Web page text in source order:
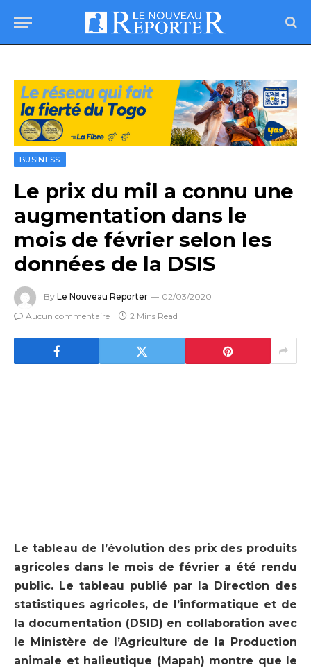
BUSINESS
Le prix du mil a connu une
augmentation dans le
mois de février selon les
données de la DSIS
By Le Nouveau Reporter
02/03/2020
Aucun commentaire
2 Mins Read
Le tableau de l’évolution des prix des produits
agricoles dans le mois de février a été rendu
public. Le tableau publié par la Direction des
statistiques agricoles, de l’informatique et de
la documentation (DSID) en collaboration avec
le Ministère de l’Agriculture de la Production
animale et halieutique (Mapah) montre que le